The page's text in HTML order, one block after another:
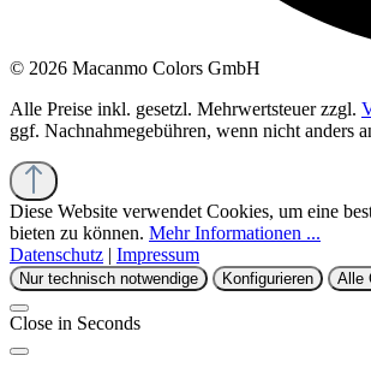
© 2026 Macanmo Colors GmbH
Alle Preise inkl. gesetzl. Mehrwertsteuer zzgl.
ggf. Nachnahmegebühren, wenn nicht anders
Diese Website verwendet Cookies, um eine
bieten zu können. Mehr Informationen ...
Datenschutz | Impressum
Nur technisch notwendige Konfigurieren Alle
Close in Seconds